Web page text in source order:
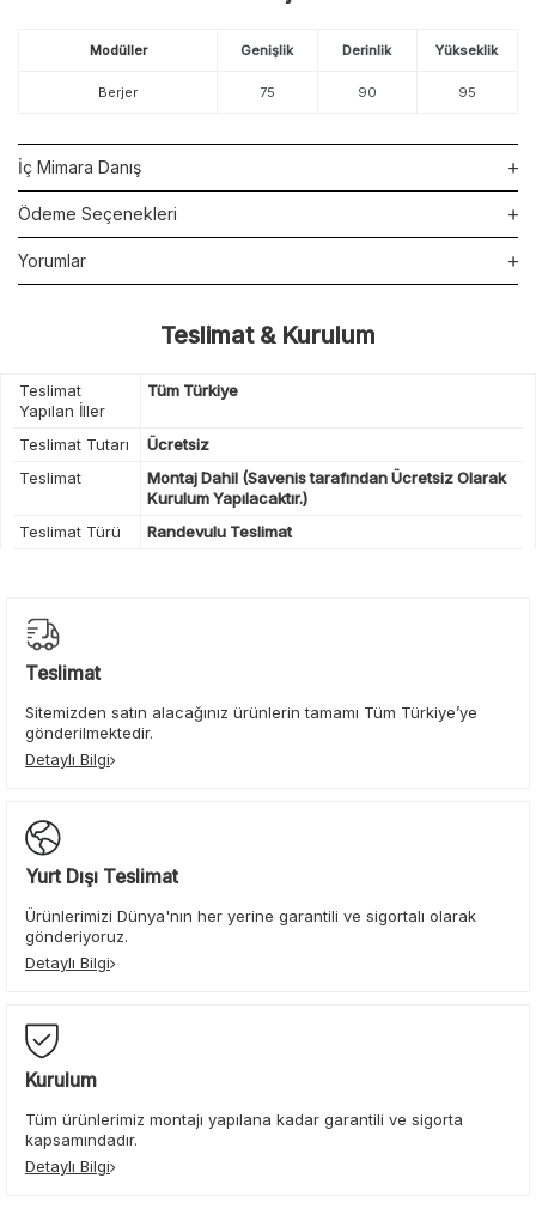
Modüller Genişlik Derinlik Yükseklik
Berjer 75 90 95
İç Mimara Danış
Ödeme Seçenekleri
Yorumlar
Teslimat & Kurulum
Teslimat
Yapılan İller
Tüm Türkiye
Teslimat Tutarı
Ücretsiz
Teslimat
Montaj Dahil (Savenis tarafından Ücretsiz Olarak
Kurulum Yapılacaktır.)
Teslimat Türü
Randevulu Teslimat
Teslimat
Sitemizden satın alacağınız ürünlerin tamamı Tüm Türkiye’ye
gönderilmektedir.
Detaylı Bilgi
Yurt Dışı Teslimat
Ürünlerimizi Dünya'nın her yerine garantili ve sigortalı olarak
gönderiyoruz.
Detaylı Bilgi
Kurulum
Tüm ürünlerimiz montajı yapılana kadar garantili ve sigorta
kapsamındadır.
Detaylı Bilgi